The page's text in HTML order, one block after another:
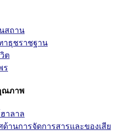
สถาน
ธุชราชฐาน
ต
ร
ณภาพ
าลาล
ด้านการจัดการสารและของเสีย